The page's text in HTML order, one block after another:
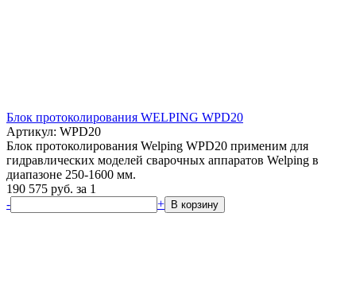
Блок протоколирования WELPING WPD20
Артикул: WPD20
Блок протоколирования Welping WPD20 применим для
гидравлических моделей сварочных аппаратов Welping в
диапазоне 250-1600 мм.
190 575 руб. за 1
-
+ В корзину